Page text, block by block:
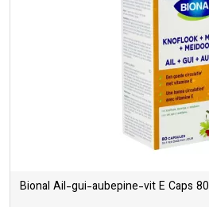
Bional Ail-gui-aubepine-vit E Caps 80